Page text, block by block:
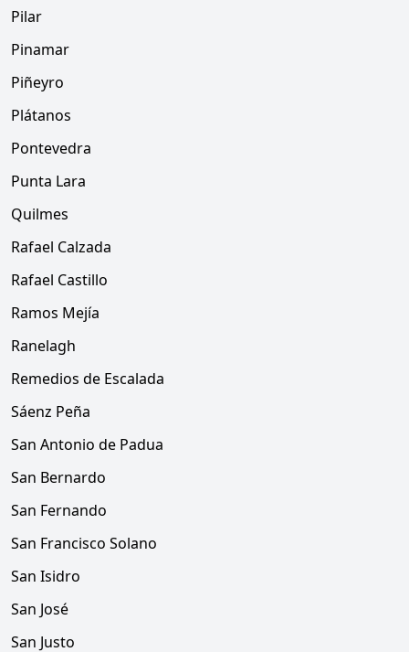
Pilar
Pinamar
Piñeyro
Plátanos
Pontevedra
Punta Lara
Quilmes
Rafael Calzada
Rafael Castillo
Ramos Mejía
Ranelagh
Remedios de Escalada
Sáenz Peña
San Antonio de Padua
San Bernardo
San Fernando
San Francisco Solano
San Isidro
San José
San Justo